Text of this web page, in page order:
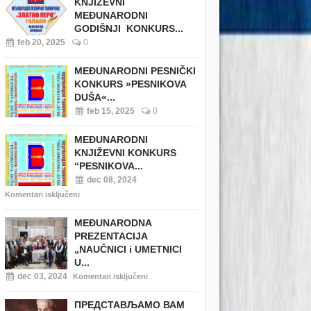
MEĐUNARODNI
GODIŠNJI KONKURS...
feb 20, 2025 0
MEĐUNARODNI PESNIČKI
KONKURS »PESNIKOVA
DUŠA«...
feb 15, 2025 0
MEĐUNARODNI
KNJIŽEVNI KONKURS
“PESNIKOVA...
dec 08, 2024
Komentari isključeni
MEĐUNARODNA
PREZENTACIJA
„NAUČNICI i UMETNICI
U...
dec 03, 2024 Komentari isključeni
ПРЕДСТАВЉАМО ВАМ